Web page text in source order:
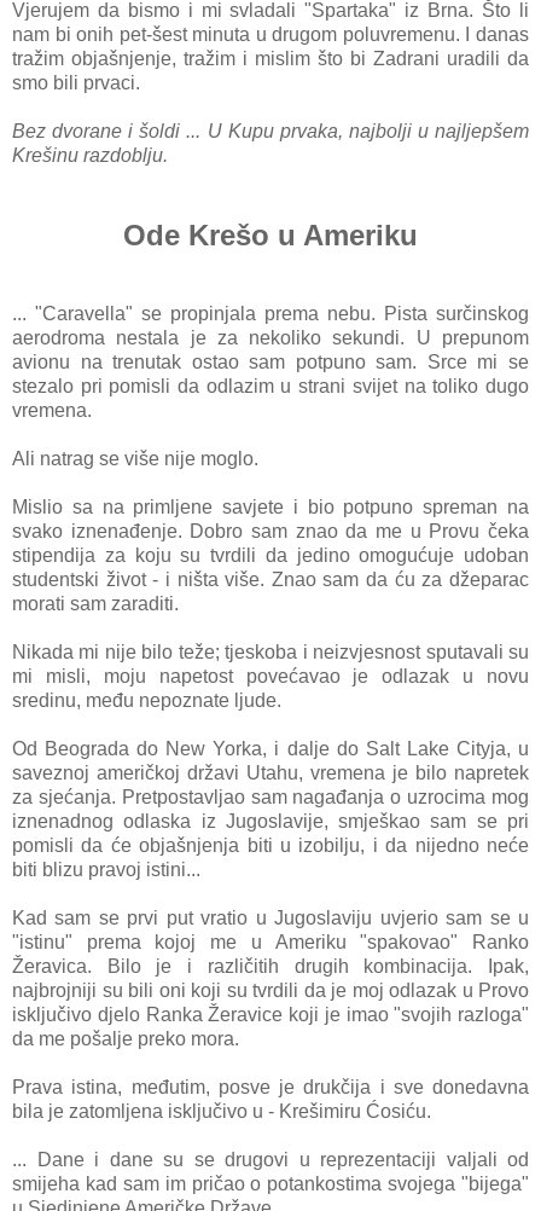
Vjerujem da bismo i mi svladali "Spartaka" iz Brna. Što li
nam bi onih pet-šest minuta u drugom poluvremenu. I danas
tražim objašnjenje, tražim i mislim što bi Zadrani uradili da
smo bili prvaci.
Bez dvorane i šoldi ... U Kupu prvaka, najbolji u najljepšem
Krešinu razdoblju.
Ode Krešo u Ameriku
... "Caravella" se propinjala prema nebu. Pista surčinskog
aerodroma nestala je za nekoliko sekundi. U prepunom
avionu na trenutak ostao sam potpuno sam. Srce mi se
stezalo pri pomisli da odlazim u strani svijet na toliko dugo
vremena.
Ali natrag se više nije moglo.
Mislio sa na primljene savjete i bio potpuno spreman na
svako iznenađenje. Dobro sam znao da me u Provu čeka
stipendija za koju su tvrdili da jedino omogućuje udoban
studentski život - i ništa više. Znao sam da ću za džeparac
morati sam zaraditi.
Nikada mi nije bilo teže; tjeskoba i neizvjesnost sputavali su
mi misli, moju napetost povećavao je odlazak u novu
sredinu, među nepoznate ljude.
Od Beograda do New Yorka, i dalje do Salt Lake Cityja, u
saveznoj američkoj državi Utahu, vremena je bilo napretek
za sjećanja. Pretpostavljao sam nagađanja o uzrocima mog
iznenadnog odlaska iz Jugoslavije, smješkao sam se pri
pomisli da će objašnjenja biti u izobilju, i da nijedno neće
biti blizu pravoj istini...
Kad sam se prvi put vratio u Jugoslaviju uvjerio sam se u
"istinu" prema kojoj me u Ameriku "spakovao" Ranko
Žeravica. Bilo je i različitih drugih kombinacija. Ipak,
najbrojniji su bili oni koji su tvrdili da je moj odlazak u Provo
isključivo djelo Ranka Žeravice koji je imao "svojih razloga"
da me pošalje preko mora.
Prava istina, međutim, posve je drukčija i sve donedavna
bila je zatomljena isključivo u - Krešimiru Ćosiću.
... Dane i dane su se drugovi u reprezentaciji valjali od
smijeha kad sam im pričao o potankostima svojega "bijega"